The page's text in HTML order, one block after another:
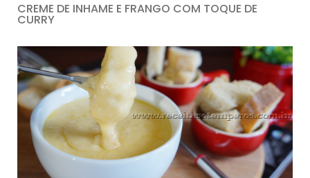
CREME DE INHAME E FRANGO COM TOQUE DE
CURRY